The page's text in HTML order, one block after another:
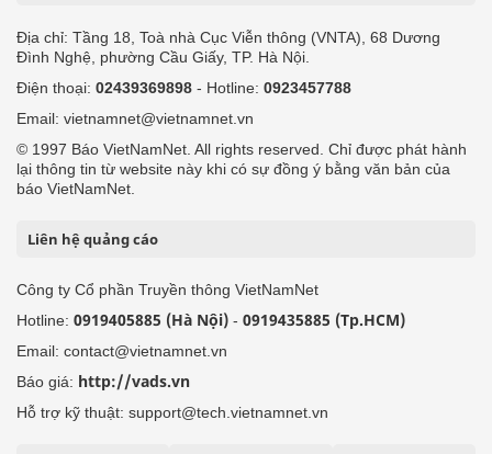
Địa chỉ: Tầng 18, Toà nhà Cục Viễn thông (VNTA), 68 Dương
Đình Nghệ, phường Cầu Giấy, TP. Hà Nội.
Điện thoại: 02439369898 - Hotline: 0923457788
Email: vietnamnet@vietnamnet.vn
© 1997 Báo VietNamNet. All rights reserved. Chỉ được phát hành
lại thông tin từ website này khi có sự đồng ý bằng văn bản của
báo VietNamNet.
Liên hệ quảng cáo
Công ty Cổ phần Truyền thông VietNamNet
Hotline: 0919405885 (Hà Nội) - 0919435885 (Tp.HCM)
Email: contact@vietnamnet.vn
Báo giá: http://vads.vn
Hỗ trợ kỹ thuật: support@tech.vietnamnet.vn